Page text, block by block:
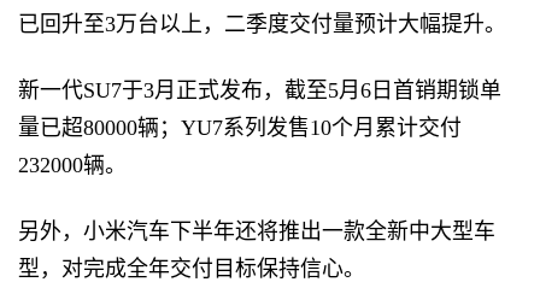
已回升至3万台以上，二季度交付量预计大幅提升。
新一代SU7于3月正式发布，截至5月6日首销期锁单
量已超80000辆；YU7系列发售10个月累计交付
232000辆。
另外，小米汽车下半年还将推出一款全新中大型车
型，对完成全年交付目标保持信心。